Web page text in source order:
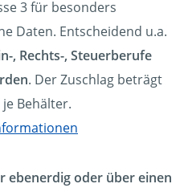
3 für besonders
Daten. Entscheidend u.a.
, Rechts-, Steuerberufe
. Der Zuschlag beträgt
je Behälter.
ebenerdig oder über einen